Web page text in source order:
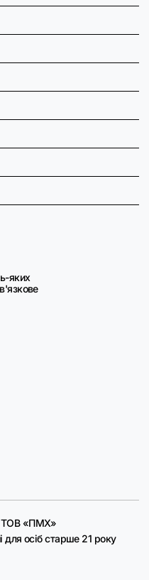
яких
ТОВ «ПМХ»
для осіб старше 21 року